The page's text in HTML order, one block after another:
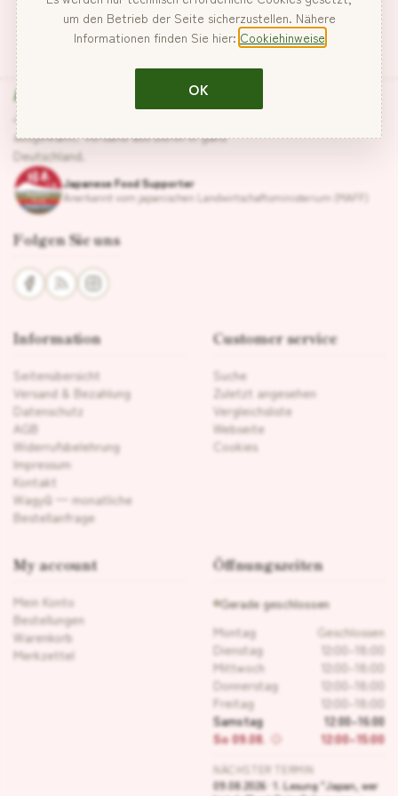
Japanische Lebensmittel, sorgfältig
ausgewählt. Versand aus Berlin in ganz
Deutschland.
Japanese Food Supporter
Anerkannt vom japanischen Landwirtschaftsministerium (MAFF)
Folgen Sie uns
Information
Seitenübersicht
Versand & Bezahlung
Datenschutz
AGB
Widerrufsbelehrung
Impressum
Kontakt
Wagyū — monatliche
Bestellanfrage
Customer service
Suche
Zuletzt angesehen
Vergleichsliste
Webseite
Cookies
My account
Mein Konto
Bestellungen
Warenkorb
Merkzettel
Öffnungszeiten
Gerade geschlossen
Montag
Geschlossen
Dienstag
12:00–18:00
Mittwoch
12:00–18:00
Donnerstag
12:00–18:00
Freitag
12:00–18:00
Samstag
12:00–16:00
So 09.08.
12:00–15:00
NÄCHSTER TERMIN
09.08.2026 · 1. Lesung "Japan, wer
um den Betrieb der Seite sicherzustellen. Nähere
Informationen finden Sie hier: Cookiehinweise
OK